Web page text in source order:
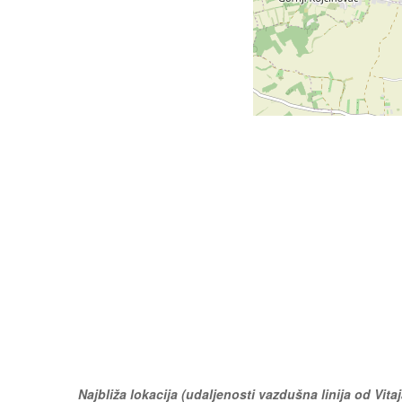
Najbliža lokacija (udaljenosti vazdušna linija od